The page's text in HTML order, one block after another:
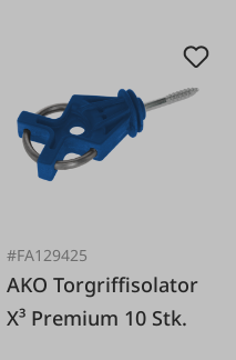
#FA129425
AKO Torgriffisolator
X³ Premium 10 Stk.